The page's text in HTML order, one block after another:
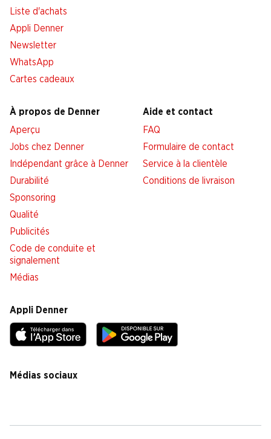
Liste d'achats
Appli Denner
Newsletter
WhatsApp
Cartes cadeaux
À propos de Denner
Aperçu
Jobs chez Denner
Indépendant grâce à Denner
Durabilité
Sponsoring
Qualité
Publicités
Code de conduite et
signalement
Médias
Aide et contact
FAQ
Formulaire de contact
Service à la clientèle
Conditions de livraison
Appli Denner
Médias sociaux